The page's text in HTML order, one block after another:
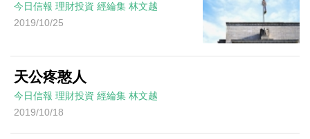
今日信報 理財投資 經綸集 林文越
2019/10/25
天公疼憨人
今日信報 理財投資 經綸集 林文越
2019/10/18